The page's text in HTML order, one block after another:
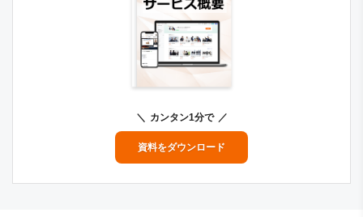
カンタン1分で
資料をダウンロード